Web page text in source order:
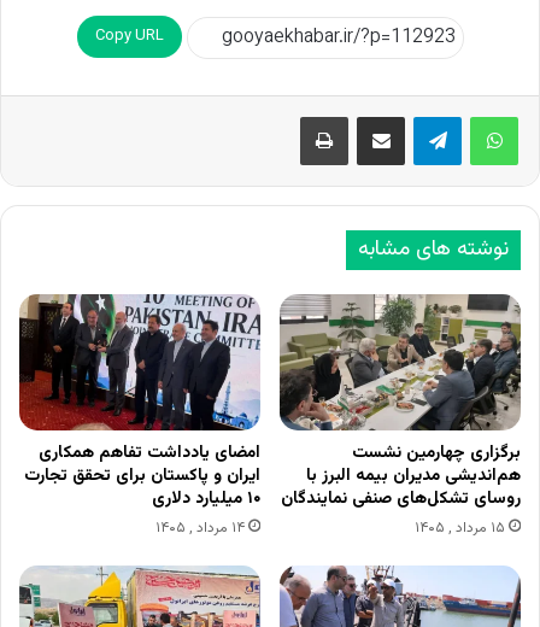
Copy URL
اشتراک گذاری از طریق ایمیل چاپ
نوشته های مشابه
برگزاری چهارمین نشست
هم‌اندیشی مدیران بیمه البرز با
روسای تشکل‌های صنفی نمایندگان
۱۵ مرداد , ۱۴۰۵
امضای یادداشت تفاهم همکاری
ایران و پاکستان برای تحقق تجارت
۱۰ میلیارد دلاری
۱۴ مرداد , ۱۴۰۵